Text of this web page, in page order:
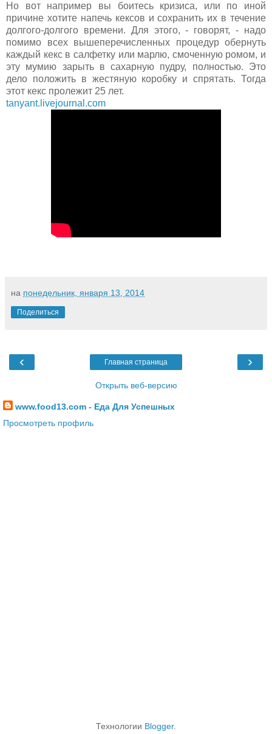
Но вот например вы боитесь кризиса, или по иной
причине хотите напечь кексов и сохранить их в течение
долгого-долгого времени. Для этого, - говорят, - надо
помимо всех вышеперечисленных процедур обернуть
каждый кекс в салфетку или марлю, смоченную ромом, и
эту мумию зарыть в сахарную пудру, полностью. Это
дело положить в жестяную коробку и спрятать. Тогда
этот кекс пролежит 25 лет.
tanyant.livejournal.com
на понедельник, января 13, 2014
Поделиться
‹ ›
Главная страница
Открыть веб-версию
www.food13.com - Еда Для Успешных
Просмотреть профиль
Технологии Blogger.